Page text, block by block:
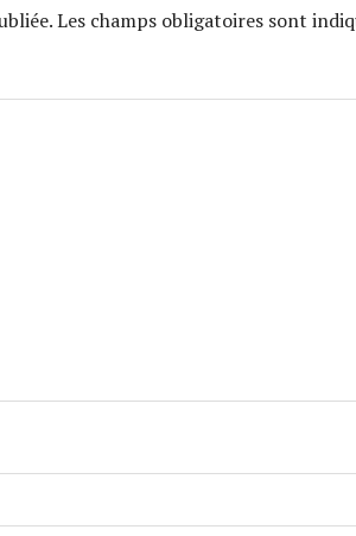
Les champs obligatoires sont